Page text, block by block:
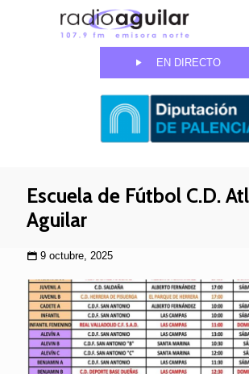
EN DIRECTO
Escuela de Fútbol C.D.
Aguilar
9 octubre, 2025